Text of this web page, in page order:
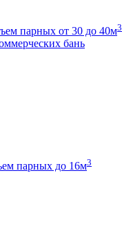
парных от 30 до 40м3
бань
парных до 16м3